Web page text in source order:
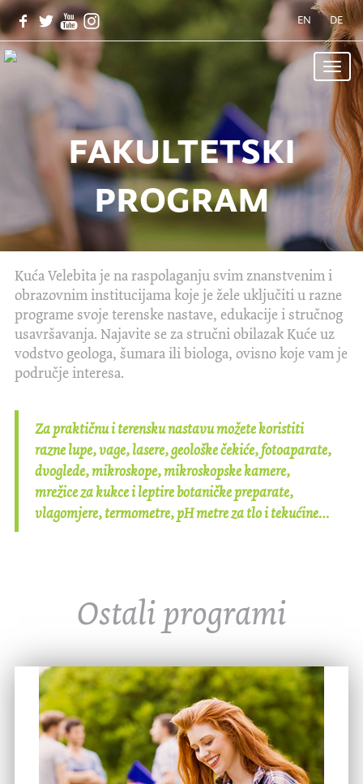
EN DE
Toggle
fakultetski
program
Kuća Velebita je na raspolaganju svim znanstvenim i
obrazovnim institucijama koje je žele uključiti u razne
programe svoje terenske nastave, edukacije i stručnog
usavršavanja. Najavite se za stručni obilazak Kuće uz
vodstvo geologa, šumara ili biologa, ovisno koje vam je
područje interesa.
Za praktičnu i terensku nastavu možete koristiti
razne lupe, vage, lasere, geološke čekiće, fotoaparate,
dvoglede, mikroskope, mikroskopske kamere,
mrežice za kukce i leptire botaničke preparate,
vlagomjere, termometre, pH metre za tlo i tekućine…
Ostali programi